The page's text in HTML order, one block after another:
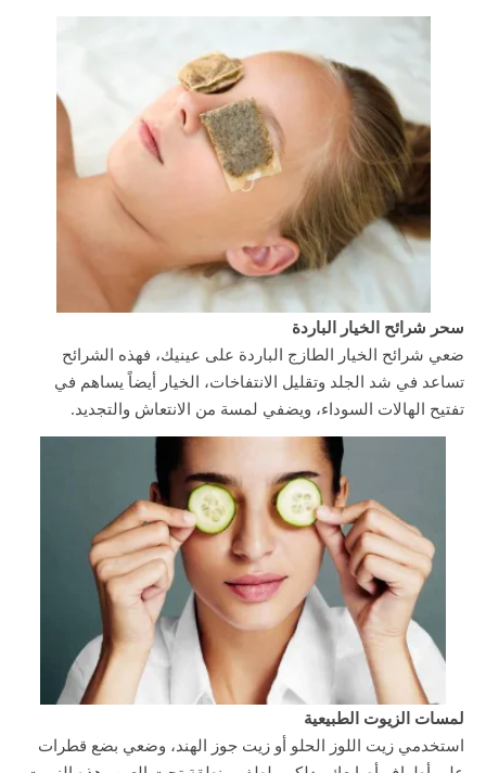
سحر شرائح الخيار الباردة
ضعي شرائح الخيار الطازج الباردة على عينيك، فهذه الشرائح
تساعد في شد الجلد وتقليل الانتفاخات، الخيار أيضاً يساهم في
تفتيح الهالات السوداء، ويضفي لمسة من الانتعاش والتجديد.
لمسات الزيوت الطبيعية
استخدمي زيت اللوز الحلو أو زيت جوز الهند، وضعي بضع قطرات